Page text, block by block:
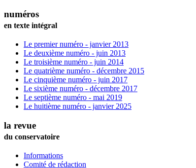
numéros
en texte intégral
Le premier numéro - janvier 2013
Le deuxième numéro - juin 2013
Le troisième numéro - juin 2014
Le quatrième numéro - décembre 2015
Le cinquième numéro - juin 2017
Le sixième numéro - décembre 2017
Le septième numéro - mai 2019
Le huitième numéro - janvier 2025
la revue
du conservatoire
Informations
Comité de rédaction